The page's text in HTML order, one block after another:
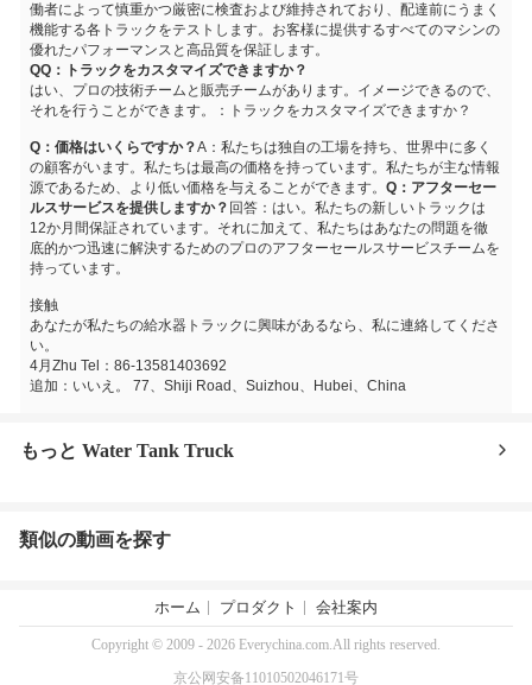
働者によって慎重かつ厳密に検査および維持されており、配達前にうまく
機能する各トラックをテストします。お客様に提供するすべてのマシンの
優れたパフォーマンスと高品質を保証します。
QQ：トラックをカスタマイズできますか？
はい、プロの技術チームと販売チームがあります。イメージできるので、
それを行うことができます。
：トラックをカスタマイズできますか？
Q：価格はいくらですか？A：私たちは独自の工場を持ち、世界中に多く
の顧客がいます。私たちは最高の価格を持っています。私たちが主な情報
源であるため、より低い価格を与えることができます。 Q：アフターセー
ルスサービスを提供しますか？ 回答：はい。私たちの新しいトラックは
12か月間保証されています。それに加えて、私たちはあなたの問題を徹
底的かつ迅速に解決するためのプロのアフターセールスサービスチームを
持っています。
接触
あなたが私たちの給水器トラックに興味があるなら、私に連絡してくださ
い。
4月Zhu Tel：86-13581403692
追加：いいえ。 77、Shiji Road、Suizhou、Hubei、China
もっと Water Tank Truck
類似の動画を探す
ホーム プロダクト 会社案内
Copyright © 2009 - 2026 Everychina.com.All rights reserved.
京公网安备11010502046171号